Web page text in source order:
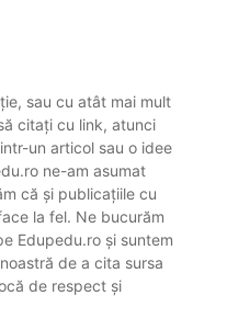
sau cu atât mai mult
citați cu link, atunci
un articol sau o idee
ne-am asumat
că și publicațiile cu
la fel. Ne bucurăm
Edupedu.ro și suntem
de a cita sursa
de respect și